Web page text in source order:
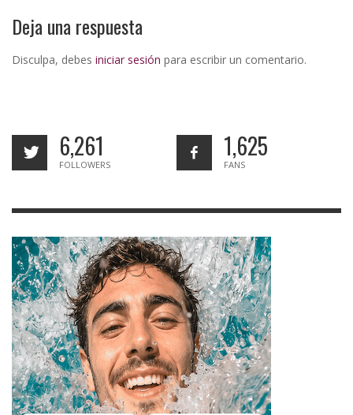
Deja una respuesta
Disculpa, debes iniciar sesión para escribir un comentario.
6,261
FOLLOWERS
1,625
FANS